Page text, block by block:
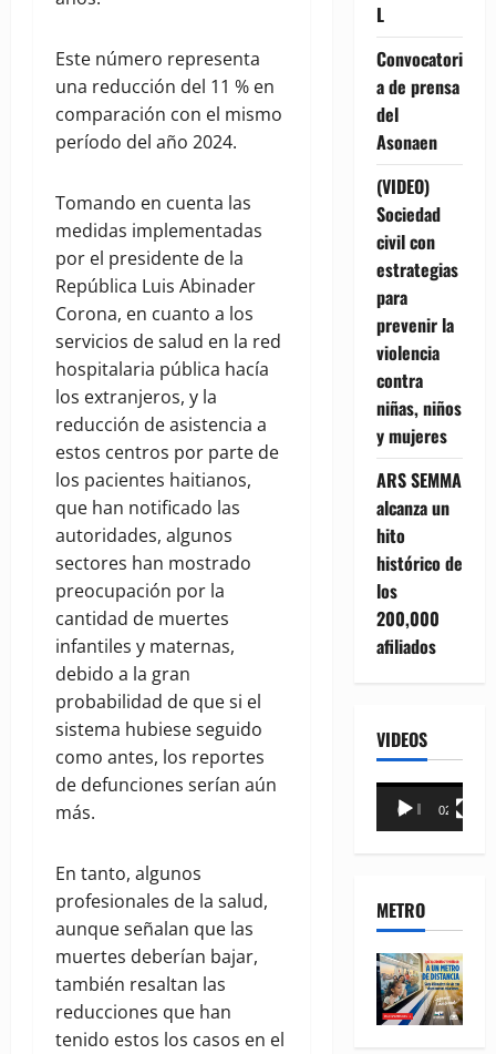
Este número representa
una reducción del 11 % en
comparación con el mismo
período del año 2024.
Tomando en cuenta las
medidas implementadas
por el presidente de la
República Luis Abinader
Corona, en cuanto a los
servicios de salud en la red
hospitalaria pública hacía
los extranjeros, y la
reducción de asistencia a
estos centros por parte de
los pacientes haitianos,
que han notificado las
autoridades, algunos
sectores han mostrado
preocupación por la
cantidad de muertes
infantiles y maternas,
debido a la gran
probabilidad de que si el
sistema hubiese seguido
como antes, los reportes
de defunciones serían aún
más.
En tanto, algunos
profesionales de la salud,
aunque señalan que las
muertes deberían bajar,
también resaltan las
reducciones que han
tenido estos los casos en el
L
Convocatori
a de prensa
del
Asonaen
(VIDEO)
Sociedad
civil con
estrategias
para
prevenir la
violencia
contra
niñas, niños
y mujeres
ARS SEMMA
alcanza un
hito
histórico de
los
200,000
afiliados
VIDEOS
Reproductor
00:00 02:18
METRO